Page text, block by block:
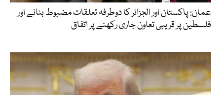
عمان: پاکستان اور الجزائر کا دوطرفہ تعلقات مضبوط بنانے اور
فلسطین پر قریبی تعاون جاری رکھنے پر اتفاق